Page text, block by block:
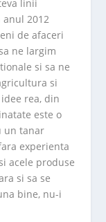
linii
2012
de afaceri
ne largim
si sa ne
si
rea, din
este o
un tanar
experienta
acele produse
si sa se
bine, nu-i